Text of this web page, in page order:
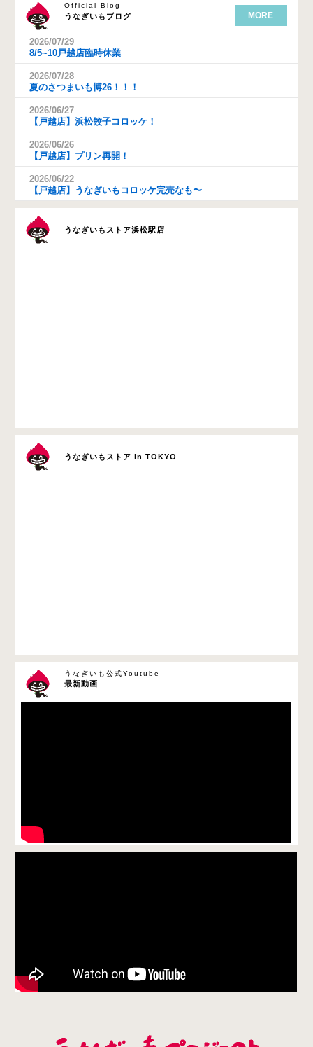
うなぎいもブログ
Official Blog
MORE
2026/07/29
8/5~10戸越店臨時休業
2026/07/28
夏のさつまいも博26！！！
2026/06/27
【戸越店】浜松餃子コロッケ！
2026/06/26
【戸越店】プリン再開！
2026/06/22
【戸越店】うなぎいもコロッケ完売なも〜
うなぎいもストア浜松駅店
うなぎいもストア in TOKYO
最新動画
うなぎいも公式Youtube